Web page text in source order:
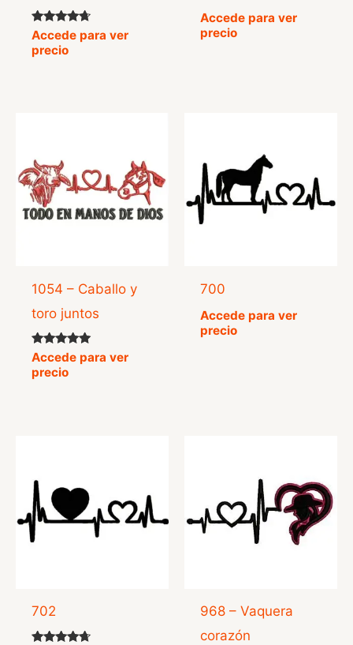
Valorado
con
4.50
Accede para ver
precio
Accede para ver
precio
1054 – Caballo y
toro juntos
Valorado
con
5.00
Accede para ver
precio
700
Accede para ver
precio
702
968 – Vaquera
corazón